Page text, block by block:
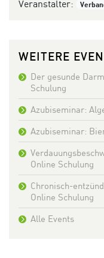
Veranstalter:
WEITERE
Der gesunde
Schulung
Azubiseminar:
Azubiseminar:
Online Schulung
Chronisch-
Online Schulung
Alle Events